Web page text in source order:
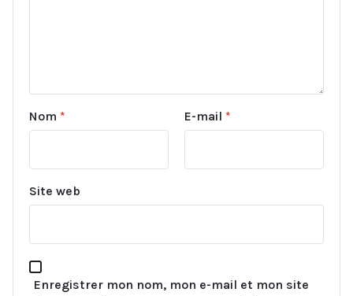
Nom * E-mail *
Site web
Enregistrer mon nom, mon e-mail et mon site